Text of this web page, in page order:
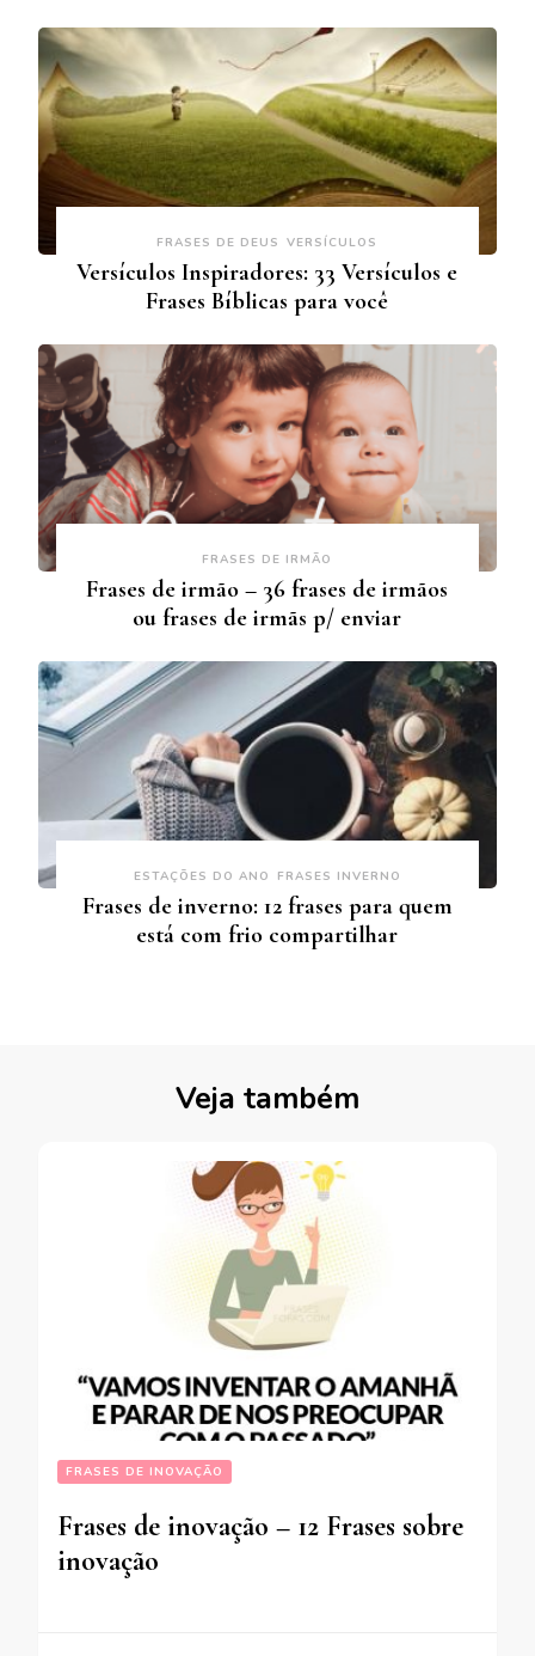
FRASES DE DEUS VERSÍCULOS
Versículos Inspiradores: 33 Versículos e
Frases Bíblicas para você
FRASES DE IRMÃO
Frases de irmão – 36 frases de irmãos
ou frases de irmãs p/ enviar
ESTAÇÕES DO ANO FRASES INVERNO
Frases de inverno: 12 frases para quem
está com frio compartilhar
Veja também
FRASES DE INOVAÇÃO
Frases de inovação – 12 Frases sobre
inovação